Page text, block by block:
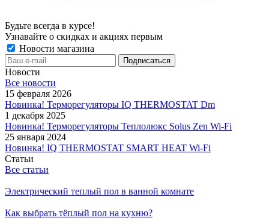
Будьте всегда в курсе!
Узнавайте о скидках и акциях первым
Новости магазина
Новости
Все новости
15 февраля 2026
Новинка! Терморегуляторы IQ THERMOSTAT Dm
1 декабря 2025
Новинка! Терморегуляторы Теплолюкс Solus Zen Wi-Fi
25 января 2024
Новинка! IQ THERMOSTAT SMART HEAT Wi-Fi
Статьи
Все статьи
Электрический теплый пол в ванной комнате
Как выбрать тёплый пол на кухню?